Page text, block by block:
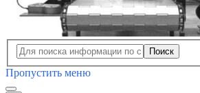
Поиск
Пропустить меню